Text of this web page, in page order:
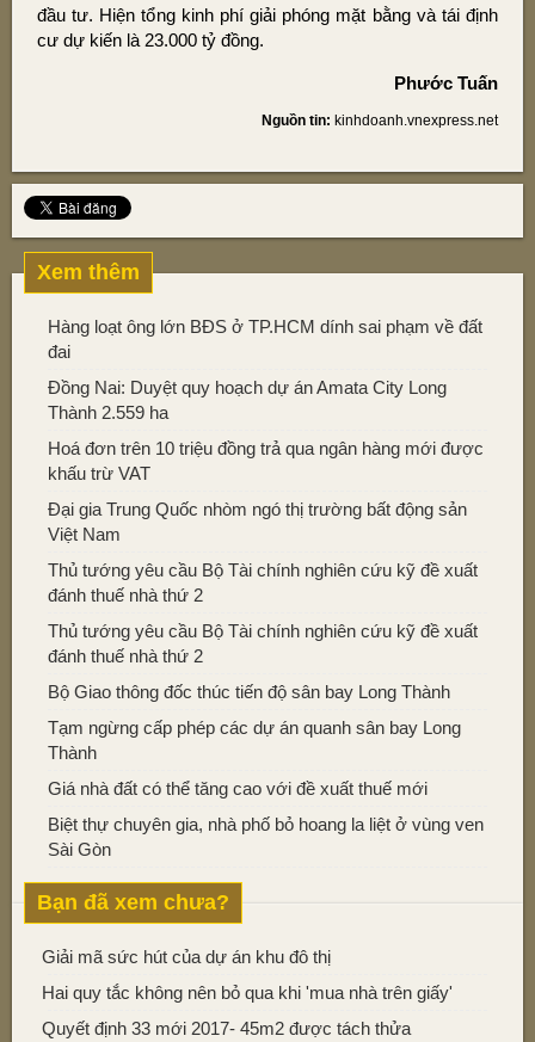
đầu tư. Hiện tổng kinh phí giải phóng mặt bằng và tái định
cư dự kiến là 23.000 tỷ đồng.
Phước Tuấn
Nguồn tin: kinhdoanh.vnexpress.net
Xem thêm
Hàng loạt ông lớn BĐS ở TP.HCM dính sai phạm về đất
đai
Đồng Nai: Duyệt quy hoạch dự án Amata City Long
Thành 2.559 ha
Hoá đơn trên 10 triệu đồng trả qua ngân hàng mới được
khấu trừ VAT
Đại gia Trung Quốc nhòm ngó thị trường bất động sản
Việt Nam
Thủ tướng yêu cầu Bộ Tài chính nghiên cứu kỹ đề xuất
đánh thuế nhà thứ 2
Thủ tướng yêu cầu Bộ Tài chính nghiên cứu kỹ đề xuất
đánh thuế nhà thứ 2
Bộ Giao thông đốc thúc tiến độ sân bay Long Thành
Tạm ngừng cấp phép các dự án quanh sân bay Long
Thành
Giá nhà đất có thể tăng cao với đề xuất thuế mới
Biệt thự chuyên gia, nhà phố bỏ hoang la liệt ở vùng ven
Sài Gòn
Bạn đã xem chưa?
Giải mã sức hút của dự án khu đô thị
Hai quy tắc không nên bỏ qua khi 'mua nhà trên giấy'
Quyết định 33 mới 2017- 45m2 được tách thửa